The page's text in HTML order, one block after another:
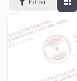
Filtrar